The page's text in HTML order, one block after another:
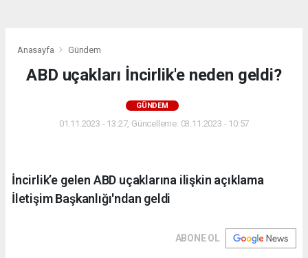
Anasayfa Gündem
ABD uçakları İncirlik'e neden geldi?
GÜNDEM
01.11.2023 - 13:27, Güncelleme: 03.11.2023 - 10:57
İncirlik’e gelen ABD uçaklarına ilişkin açıklama
İletişim Başkanlığı'ndan geldi
ABONE OL